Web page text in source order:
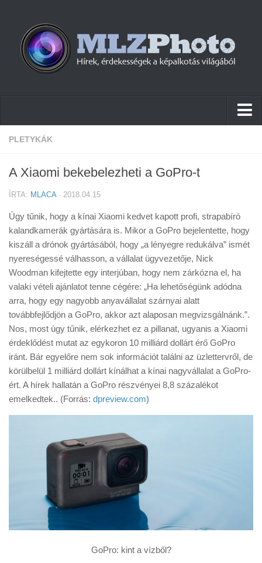
Hírek
Cikkek
Firmware
Tudástár
Tanácsok
Érdekességek
Helyszíni Riport
E-BB
PLETYKÁK
A Xiaomi bekebelezheti a GoPro-t
ÍRTA: MLACA· 2018.04.15
Úgy tűnik, hogy a kínai Xiaomi kedvet kapott profi, strapabíró
kalandkamerák gyártására is. Mikor a GoPro bejelentette, hogy
kiszáll a drónok gyártásából, hogy „a lényegre redukálva” ismét
nyereségessé válhasson, a vállalat ügyvezetője, Nick
Woodman kifejtette egy interjúban, hogy nem zárkózna el, ha
valaki vételi ajánlatot tenne cégére: „Ha lehetőségünk adódna
arra, hogy egy nagyobb anyavállalat szárnyai alatt
továbbfejlődjön a GoPro, akkor azt alaposan megvizsgálnánk.”.
Nos, most úgy tűnik, elérkezhet ez a pillanat, ugyanis a Xiaomi
érdeklődést mutat az egykoron 10 milliárd dollárt érő GoPro
iránt. Bár egyelőre nem sok információt találni az üzlettervről, de
körülbelül 1 milliárd dollárt kínálhat a kínai nagyvállalat a GoPro-
ért. A hírek hallatán a GoPro részvényei 8,8 százalékot
emelkedtek.. (Forrás: dpreview.com)
GoPro: kint a vízből?